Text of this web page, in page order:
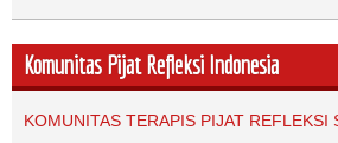
Komunitas Pijat Refleksi Indonesia
KOMUNITAS TERAPIS PIJAT REFLEKSI